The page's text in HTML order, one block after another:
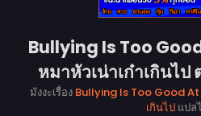
Bullying Is Too
หมาหัวเน่าเก๋าเกินไป
มังงะเรื่อง Bullying Is Too Good
เกินไปแปล